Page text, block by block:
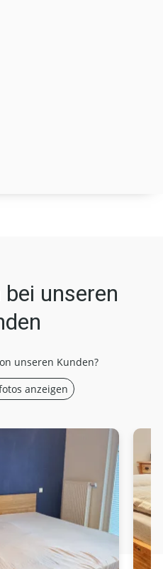
unseren
unseren Kunden?
anzeigen